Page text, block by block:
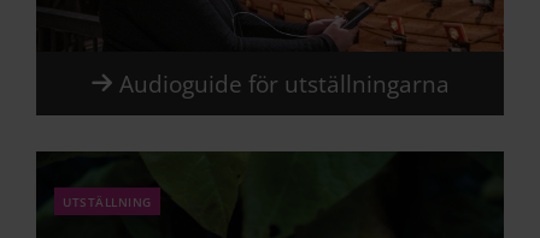
Audioguide för utställningarna
utställning